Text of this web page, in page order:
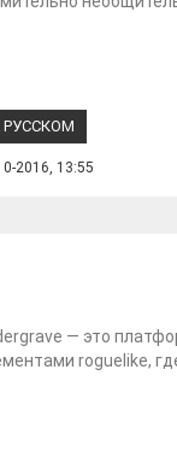
РУССКОМ
2016, 13:55
— это
roguelike,